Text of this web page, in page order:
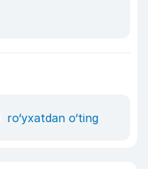
ro‘yxatdan o‘ting